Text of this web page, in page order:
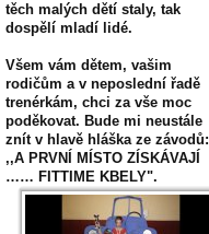
těch malých dětí staly, tak
dospělí mladí lidé.
Všem vám dětem, vašim
rodičům a v neposlední řadě
trenérkám, chci za vše moc
poděkovat. Bude mi neustále
znít v hlavě hláška ze závodů:
,,A PRVNÍ MÍSTO ZÍSKÁVAJÍ
…… FITTIME KBELY".